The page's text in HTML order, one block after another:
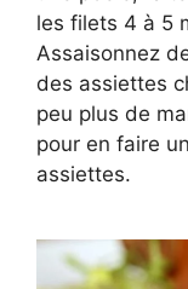
les filets 4 à 5
Assaisonnez
des assiettes
peu plus de
pour en faire
assiettes.